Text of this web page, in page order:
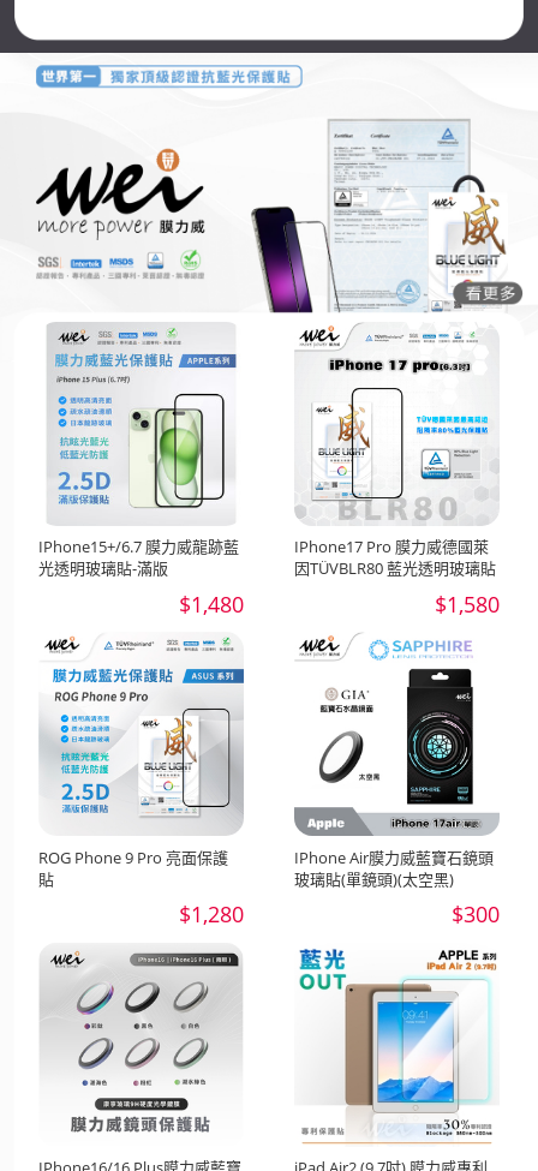
IPhone15+/6.7 膜力威龍跡藍
光透明玻璃貼-滿版
$1,480
IPhone17 Pro 膜力威德國萊
因TÜVBLR80 藍光透明玻璃貼
$1,580
ROG Phone 9 Pro 亮面保護
貼
$1,280
IPhone Air膜力威藍寶石鏡頭
玻璃貼(單鏡頭)(太空黑)
$300